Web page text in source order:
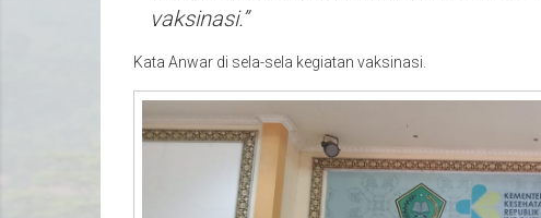
vaksinasi.”
Kata Anwar di sela-sela kegiatan vaksinasi.